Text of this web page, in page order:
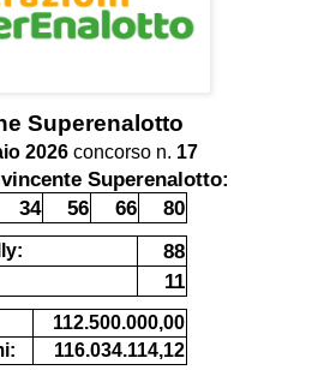
Superenalotto
2026 concorso n. 17
Superenalotto:
34 56 66 80
88
11
112.500.000,00
116.034.114,12